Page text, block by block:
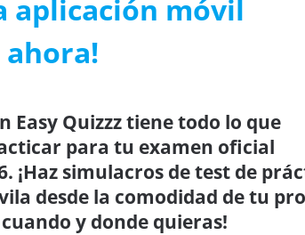
aplicación móvil
ahora!
Easy Quizzz tiene todo lo que
para tu examen oficial
¡Haz simulacros de test de
desde la comodidad de tu
y donde quieras!